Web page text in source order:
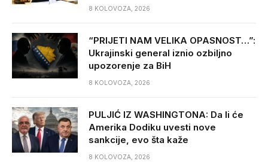
8 KOLOVOZA, 2026
“PRIJETI NAM VELIKA OPASNOST…”:
Ukrajinski general iznio ozbiljno
upozorenje za BiH
8 KOLOVOZA, 2026
PULJIĆ IZ WASHINGTONA: Da li će
Amerika Dodiku uvesti nove
sankcije, evo šta kaže
8 KOLOVOZA, 2026